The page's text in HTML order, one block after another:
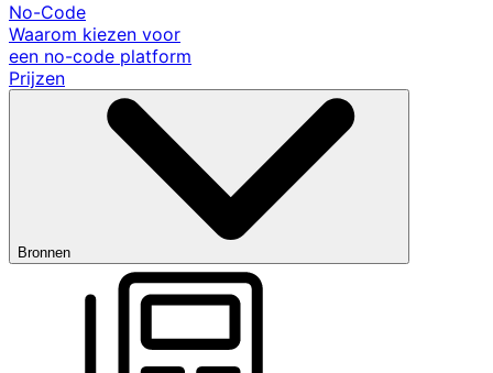
No-Code
Waarom kiezen voor
een no-code platform
Prijzen
Bronnen